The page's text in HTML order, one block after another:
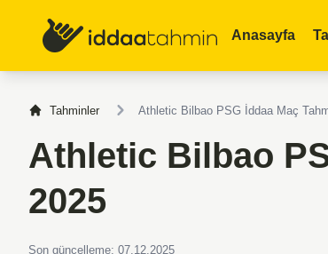
Anasayfa
Tahminler Athletic Bilbao PSG İddaa Maç
Athletic Bilbao
2025
Son güncelleme: 07.12.2025